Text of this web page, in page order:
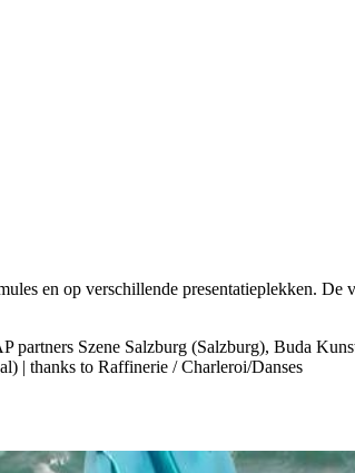
en op verschillende presentatieplekken. De
partners Szene Salzburg (Salzburg), Buda
| thanks to Raffinerie / Charleroi/Danses